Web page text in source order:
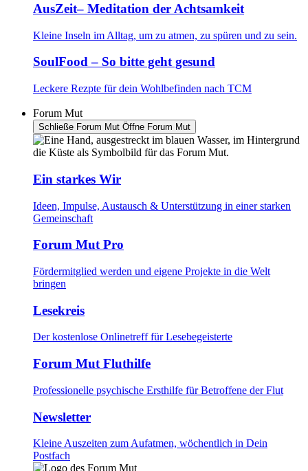
AusZeit– Meditation der Achtsamkeit
Kleine Inseln im Alltag, um zu atmen, zu spüren und zu sein.
SoulFood – So bitte geht gesund
Leckere Rezpte für dein Wohlbefinden nach TCM
Forum Mut
Schließe Forum Mut Öffne Forum Mut
Ein starkes Wir
Ideen, Impulse, Austausch & Unterstützung in einer starken
Gemeinschaft
Forum Mut Pro
Fördermitglied werden und eigene Projekte in die Welt
bringen
Lesekreis
Der kostenlose Onlinetreff für Lesebegeisterte
Forum Mut Fluthilfe
Professionelle psychische Ersthilfe für Betroffene der Flut
Newsletter
Kleine Auszeiten zum Aufatmen, wöchentlich in Dein
Postfach